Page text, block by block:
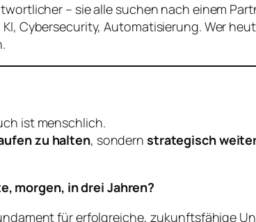
– sie alle suchen nach einem
Cybersecurity, Automatisierung. Wer
ist menschlich.
zu halten, sondern strategisch
morgen, in drei Jahren?
für erfolgreiche, zukunftsfähige